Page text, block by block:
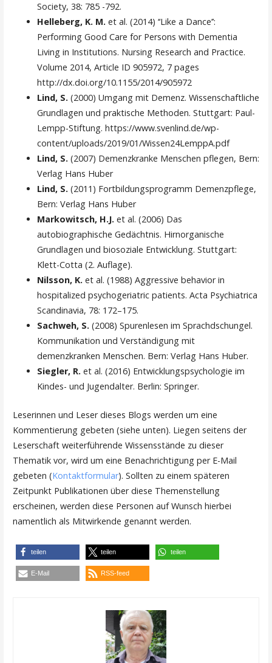
Society, 38: 785 -792.
Helleberg, K. M. et al. (2014) ‘‘Like a Dance’’:
Performing Good Care for Persons with Dementia
Living in Institutions. Nursing Research and Practice.
Volume 2014, Article ID 905972, 7 pages
http://dx.doi.org/10.1155/2014/905972
Lind, S. (2000) Umgang mit Demenz. Wissenschaftliche
Grundlagen und praktische Methoden. Stuttgart: Paul-
Lempp-Stiftung. https://www.svenlind.de/wp-
content/uploads/2019/01/Wissen24LemppA.pdf
Lind, S. (2007) Demenzkranke Menschen pflegen, Bern:
Verlag Hans Huber
Lind, S. (2011) Fortbildungsprogramm Demenzpflege,
Bern: Verlag Hans Huber
Markowitsch, H.J. et al. (2006) Das
autobiographische Gedächtnis. Hirnorganische
Grundlagen und biosoziale Entwicklung. Stuttgart:
Klett-Cotta (2. Auflage).
Nilsson, K. et al. (1988) Aggressive behavior in
hospitalized psychogeriatric patients. Acta Psychiatrica
Scandinavia, 78: 172–175.
Sachweh, S. (2008) Spurenlesen im Sprachdschungel.
Kommunikation und Verständigung mit
demenzkranken Menschen. Bern: Verlag Hans Huber.
Siegler, R. et al. (2016) Entwicklungspsychologie im
Kindes- und Jugendalter. Berlin: Springer.
Leserinnen und Leser dieses Blogs werden um eine
Kommentierung gebeten (siehe unten). Liegen seitens der
Leserschaft weiterführende Wissensstände zu dieser
Thematik vor, wird um eine Benachrichtigung per E-Mail
gebeten (Kontaktformular). Sollten zu einem späteren
Zeitpunkt Publikationen über diese Themenstellung
erscheinen, werden diese Personen auf Wunsch hierbei
namentlich als Mitwirkende genannt werden.
teilen teilen teilen
E-Mail RSS-feed